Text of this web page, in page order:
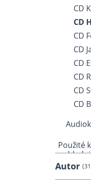
CD
CD
CD
CD
CD
CD
CD
CD
Použité
Použité
Autor